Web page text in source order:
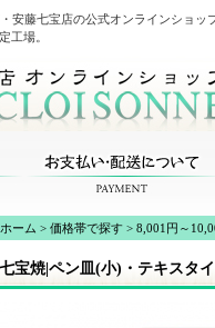
安藤七宝店の公式オンラインショ
工場。
ホーム > 価格帯で探す > 8,001円～
七宝焼|ペン皿(小)・テキスタ